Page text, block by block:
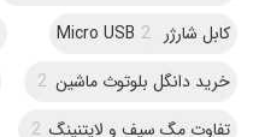
کابل شارژر Micro USB 2
خرید دانگل بلوتوث ماشین 2
تفاوت مگ سیف و لایتنینگ 2